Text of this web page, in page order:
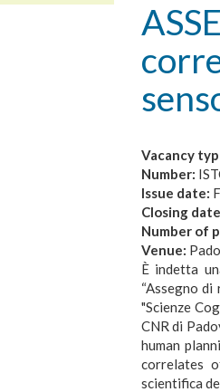
Vacancy
Number:
Issue date:
Closing
Number of
Venue:
È indetta
“Assegno
"Scienze
CNR di
human
correlates
scientifica